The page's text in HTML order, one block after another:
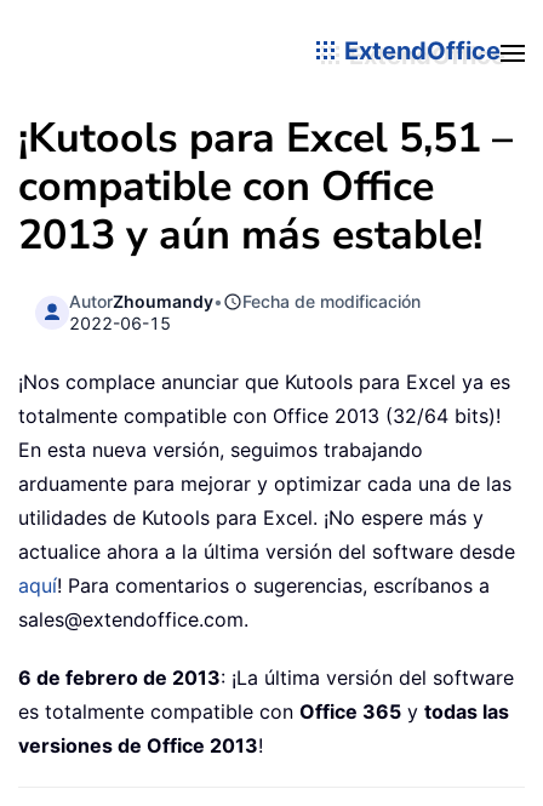
ExtendOffice
¡Kutools para Excel 5,51 –
compatible con Office
2013 y aún más estable!
AutorZhoumandy•
Fecha de modificación
2022-06-15
¡Nos complace anunciar que Kutools para Excel ya es
totalmente compatible con Office 2013 (32/64 bits)!
En esta nueva versión, seguimos trabajando
arduamente para mejorar y optimizar cada una de las
utilidades de Kutools para Excel. ¡No espere más y
actualice ahora a la última versión del software desde
aquí! Para comentarios o sugerencias, escríbanos a
sales@extendoffice.com.
6 de febrero de 2013: ¡La última versión del software
es totalmente compatible con Office 365 y todas las
versiones de Office 2013!